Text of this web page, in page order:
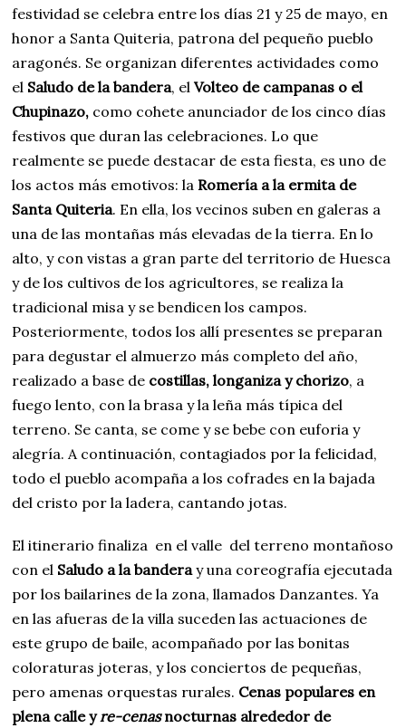
festividad se celebra entre los días 21 y 25 de mayo, en
honor a Santa Quiteria, patrona del pequeño pueblo
aragonés. Se organizan diferentes actividades como
el Saludo de la bandera, elVolteo de campanas o el
Chupinazo, como cohete anunciador de los cinco días
festivos que duran las celebraciones. Lo que
realmente se puede destacar de esta fiesta, es uno de
los actos más emotivos: laRomería a la ermita de
Santa Quiteria. En ella, los vecinos suben en galeras a
una de las montañas más elevadas de la tierra. En lo
alto, y con vistas a gran parte del territorio de Huesca
y de los cultivos de los agricultores, se realiza la
tradicional misa y se bendicen los campos.
Posteriormente, todos los allí presentes se preparan
para degustar el almuerzo más completo del año,
realizado a base de costillas, longaniza y chorizo, a
fuego lento, con la brasa y la leña más típica del
terreno. Se canta, se come y se bebe con euforia y
alegría. A continuación, contagiados por la felicidad,
todo el pueblo acompaña a los cofrades en la bajada
del cristo por la ladera, cantando jotas.
El itinerario finaliza en el valle del terreno montañoso
con el Saludo a la banderay una coreografía ejecutada
por los bailarines de la zona, llamados Danzantes. Ya
en las afueras de la villa suceden las actuaciones de
este grupo de baile, acompañado por las bonitas
coloraturas joteras, y los conciertos de pequeñas,
pero amenas orquestas rurales. Cenas populares en
plena calle yre-cenasnocturnas alrededor de